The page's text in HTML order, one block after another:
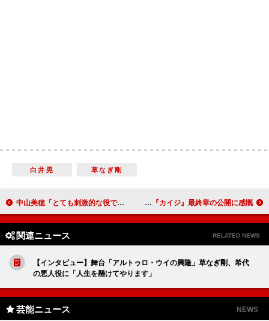
白井晃 草なぎ剛
中山美穂「とても刺激的な役でした」 長野博「高橋優斗は弟みたいな感じ」 藤原竜也「宝物のような役を頂いた」 『カイジ』最終章の公開に感慨
関連ニュース RELATED NEWS
【インタビュー】舞台「アルトゥロ・ウイの興隆」草なぎ剛、希代
の悪人役に「人生を懸けてやります」
芸能ニュース NEWS